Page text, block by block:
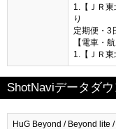
1.【ＪＲ
り
定期便・3
【電車・航
1.【ＪＲ
ShotNaviデータダ
HuG Beyond / Beyond lite /